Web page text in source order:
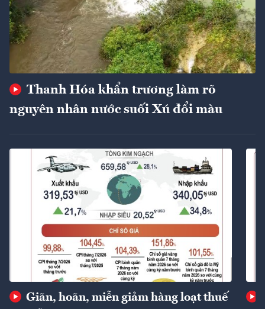
Thanh Hóa khẩn trương làm rõ
nguyên nhân nước suối Xú đổi màu
Giãn, hoãn, miễn giảm hàng loạt thuế